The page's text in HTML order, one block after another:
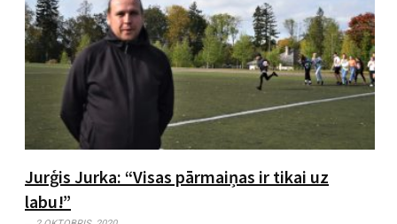
Jurģis Jurka: “Visas pārmaiņas ir tikai uz
labu!”